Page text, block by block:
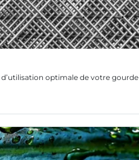
optimale de votre